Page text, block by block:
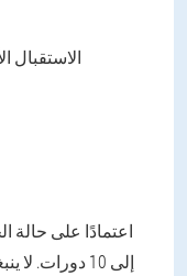
الاستقبال
إلى 10 دورات.